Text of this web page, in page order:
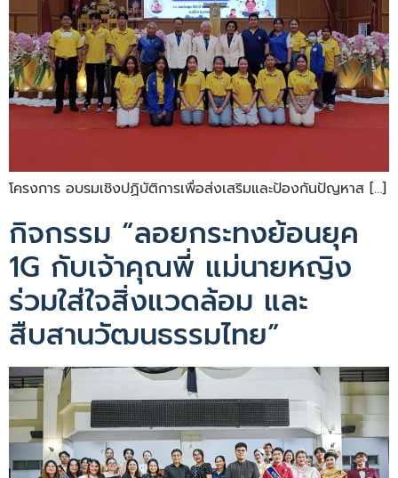
โครงการ อบรมเชิงปฏิบัติการเพื่อส่งเสริมและป้องกันปัญหาส […]
กิจกรรม “ลอยกระทงย้อนยุค
1G กับเจ้าคุณพี่ แม่นายหญิง
ร่วมใส่ใจสิ่งแวดล้อม และ
สืบสานวัฒนธรรมไทย”